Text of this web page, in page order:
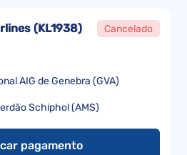
(KL1938) Cancelado
AIG de Genebra (GVA)
Schiphol (AMS)
pagamento